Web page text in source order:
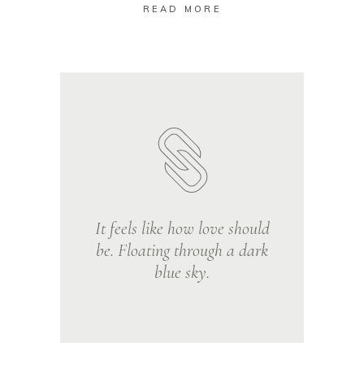
READ MORE
It feels like how love should
be. Floating through a dark
blue sky.